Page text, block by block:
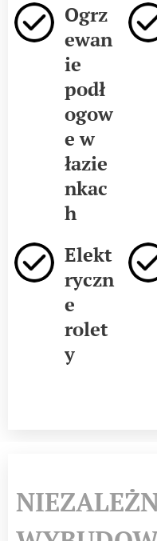
Ogrz
ewan
ie
podł
ogow
e w
łazie
nkac
h
Elekt
ryczn
e
rolet
y